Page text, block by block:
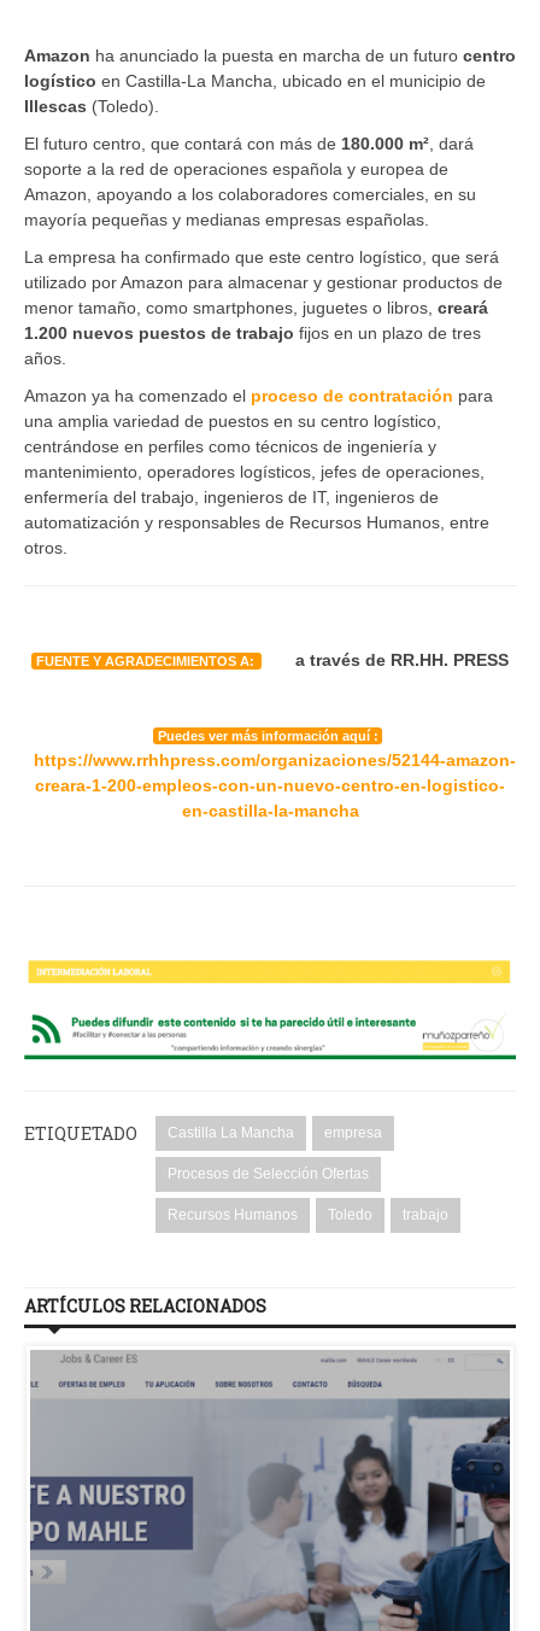
Amazon ha anunciado la puesta en marcha de un futuro centro
logístico en Castilla-La Mancha, ubicado en el municipio de
Illescas (Toledo).
El futuro centro, que contará con más de 180.000 m² , dará
soporte a la red de operaciones española y europea de
Amazon, apoyando a los colaboradores comerciales, en su
mayoría pequeñas y medianas empresas españolas.
La empresa ha confirmado que este centro logístico, que será
utilizado por Amazon para almacenar y gestionar productos de
menor tamaño, como smartphones, juguetes o libros, creará
1.200 nuevos puestos de trabajo fijos en un plazo de tres
años.
Amazon ya ha comenzado el proceso de contratación para
una amplia variedad de puestos en su centro logístico,
centrándose en perfiles como técnicos de ingeniería y
mantenimiento, operadores logísticos, jefes de operaciones,
enfermería del trabajo, ingenieros de IT, ingenieros de
automatización y responsables de Recursos Humanos, entre
otros.
FUENTE Y AGRADECIMIENTOS A: a través de RR.HH. PRESS
Puedes ver más información aquí :
https://www.rrhhpress.com/organizaciones/52144-amazon-
creara-1-200-empleos-con-un-nuevo-centro-en-logistico-
en-castilla-la-mancha
ETIQUETADO Castilla La Mancha empresa
Procesos de Selección Ofertas
Recursos Humanos Toledo trabajo
ARTÍCULOS RELACIONADOS